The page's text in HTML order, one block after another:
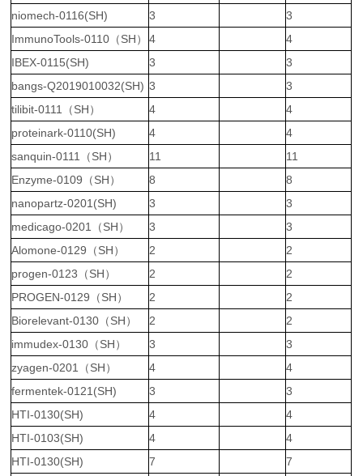
niomech-0116(SH)
3
3
ImmunoTools-0110（SH）
4
4
IBEX-0115(SH)
3
3
bangs-Q2019010032(SH) 3
3
tilibit-0111（SH）
4
4
proteinark-0110(SH)
4
4
sanquin-0111（SH）
11
11
Enzyme-0109（SH）
8
8
nanopartz-0201(SH)
3
3
medicago-0201（SH）
3
3
Alomone-0129（SH）
2
2
progen-0123（SH）
2
2
PROGEN-0129（SH）
2
2
Biorelevant-0130（SH）
2
2
immudex-0130（SH）
3
3
zyagen-0201（SH）
4
4
fermentek-0121(SH)
3
3
HTI-0130(SH)
4
4
HTI-0103(SH)
4
4
HTI-0130(SH)
7 7